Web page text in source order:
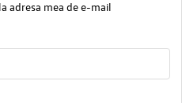
adresa mea de e-mail